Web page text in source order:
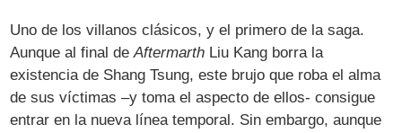
Uno de los villanos clásicos, y el primero de la saga.
Aunque al final deAftermarth Liu Kang borra la
existencia de Shang Tsung, este brujo que roba el alma
de sus víctimas –y toma el aspecto de ellos- consigue
entrar en la nueva línea temporal. Sin embargo, aunque